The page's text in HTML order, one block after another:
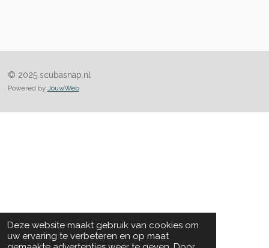
Deze website maakt gebruik van cookies om
uw ervaring te verbeteren en op maat
© 2025 scubasnap.nl
Powered by JouwWeb